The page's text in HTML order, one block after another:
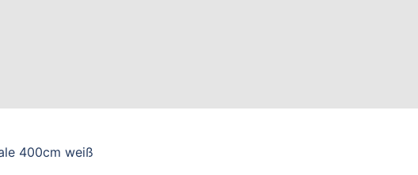
400cm weiß